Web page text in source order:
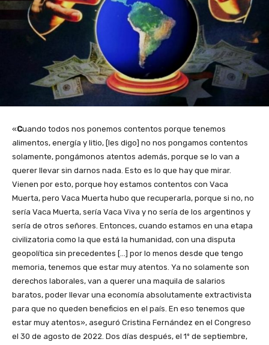
«Cuando todos nos ponemos contentos porque tenemos
alimentos, energía y litio, [les digo] no nos pongamos contentos
solamente, pongámonos atentos además, porque se lo van a
querer llevar sin darnos nada. Esto es lo que hay que mirar.
Vienen por esto, porque hoy estamos contentos con Vaca
Muerta, pero Vaca Muerta hubo que recuperarla, porque si no, no
sería Vaca Muerta, sería Vaca Viva y no sería de los argentinos y
sería de otros señores. Entonces, cuando estamos en una etapa
civilizatoria como la que está la humanidad, con una disputa
geopolítica sin precedentes […] por lo menos desde que tengo
memoria, tenemos que estar muy atentos. Ya no solamente son
derechos laborales, van a querer una maquila de salarios
baratos, poder llevar una economía absolutamente extractivista
para que no queden beneficios en el país. En eso tenemos que
estar muy atentos», aseguró Cristina Fernández en el Congreso
el 30 de agosto de 2022. Dos días después, el 1º de septiembre,